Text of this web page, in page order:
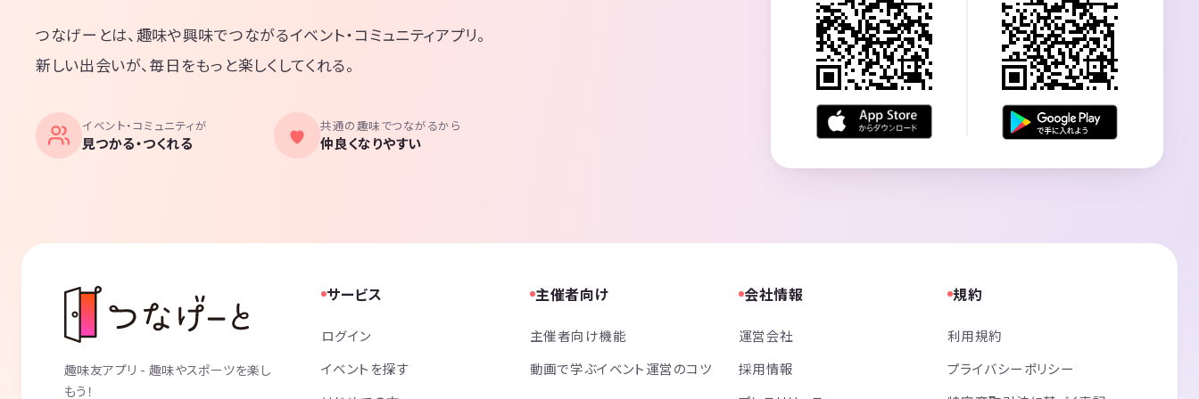
つなげーとは、趣味や興味でつながるイベント・コミュニティアプリ。
新しい出会いが、毎日をもっと楽しくしてくれる。
イベント・コミュニティが
見つかる・つくれる
共通の趣味でつながるから
仲良くなりやすい
趣味友アプリ - 趣味やスポーツを楽し
もう！
サービス
ログイン
イベントを探す
主催者向け
主催者向け機能
動画で学ぶイベント運営のコツ
会社情報
運営会社
採用情報
規約
利用規約
プライバシーポリシー